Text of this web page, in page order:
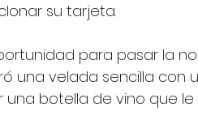
su tarjeta.
para pasar la
una velada sencilla con
una botella de vino que